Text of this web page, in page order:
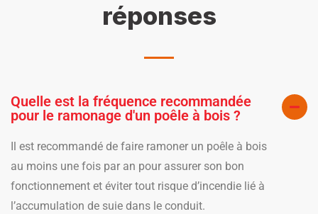
réponses
Quelle est la fréquence recommandée
pour le ramonage d'un poêle à bois ?
Il est recommandé de faire ramoner un poêle à bois
au moins une fois par an pour assurer son bon
fonctionnement et éviter tout risque d’incendie lié à
l’accumulation de suie dans le conduit.